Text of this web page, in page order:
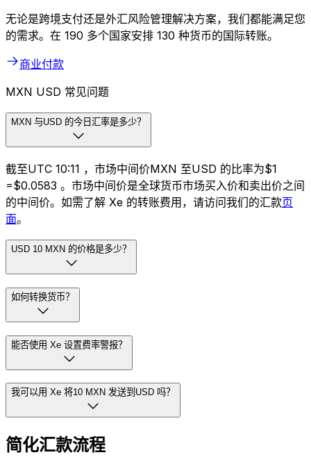
无论是跨境支付还是外汇风险管理解决方案，我们都能满足您
的需求。在 190 多个国家安排 130 种货币的国际转账。
商业付款
MXN USD 常见问题
MXN 与USD 的今日汇率是多少？
截至UTC 10:11 ，市场中间价MXN 至USD 的比率为$1
=$0.0583 。市场中间价是全球货币市场买入价和卖出价之间
的中间价。如需了解 Xe 的转账费用，请访问我们的汇款页
面。
USD 10 MXN 的价格是多少？
如何转换货币？
能否使用 Xe 设置费率警报？
我可以用 Xe 将10 MXN 发送到USD 吗？
简化汇款流程